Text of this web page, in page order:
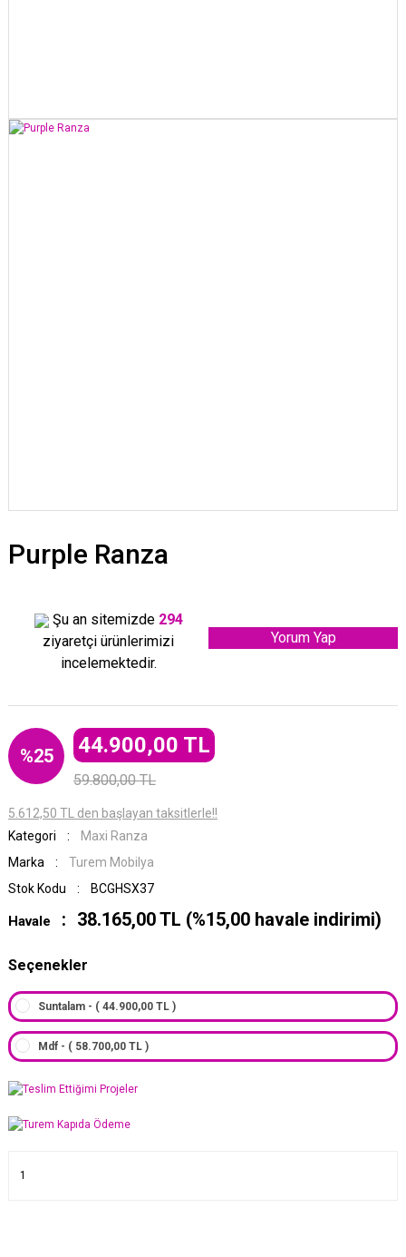
Purple Ranza
Şu an sitemizde 294
ziyaretçi ürünlerimizi
incelemektedir.
Yorum Yap
%25 44.900,00 TL
59.800,00 TL
5.612,50 TL den başlayan taksitlerle!!
Kategori
Maxi Ranza
Marka
Turem Mobilya
Stok Kodu
BCGHSX37
Havale 38.165,00 TL (%15,00 havale indirimi)
Seçenekler
Suntalam - ( 44.900,00 TL )
Mdf - ( 58.700,00 TL )